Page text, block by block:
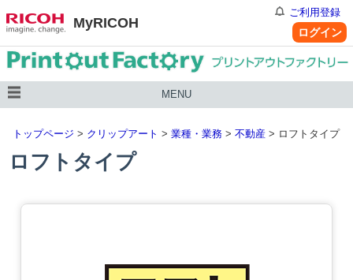
MyRICOH
ご利用登録
ログイン
MENU
トップページ > クリップアート > 業種・業務 > 不動産 > ロフトタイプ
ロフトタイプ